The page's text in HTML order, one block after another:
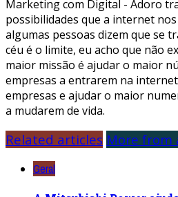
Marketing com Digital - Adoro
possibilidades que a internet
algumas pessoas dizem que se
céu é o limite, eu acho que não
maior missão é ajudar o maior
empresas a entrarem na
empresas e ajudar o maior
a mudarem de vida.
Related articles More from
Geral